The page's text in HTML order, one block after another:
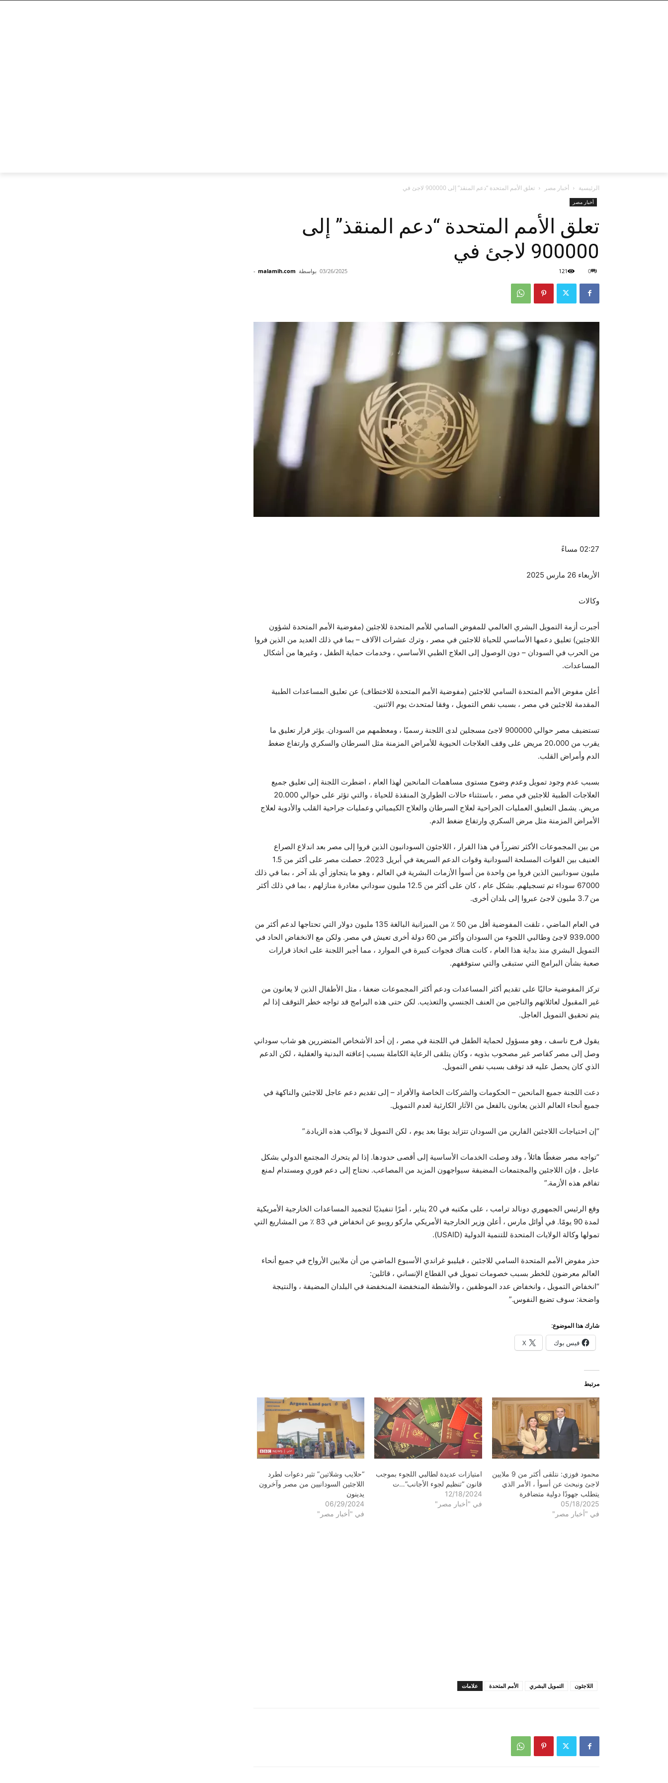
الرئيسية أخبار مصر تعلق الأمم المتحدة “دعم المنقذ” إلى 900000 لاجئ في
أخبار مصر
تعلق الأمم المتحدة “دعم المنقذ” إلى
900000 لاجئ في
بواسطة malamih.com
- 03/26/2025 0
121
02:27 مساءً
الأربعاء 26 مارس 2025
وكالات
أجبرت أزمة التمويل البشري العالمي للمفوض السامي للأمم المتحدة للاجئين (مفوضية الأمم المتحدة لشؤون
اللاجئين) تعليق دعمها الأساسي للحياة للاجئين في مصر ، وترك عشرات الآلاف – بما في ذلك العديد من الذين فروا
من الحرب في السودان – دون الوصول إلى العلاج الطبي الأساسي ، وخدمات حماية الطفل ، وغيرها من أشكال
المساعدات.
أعلن مفوض الأمم المتحدة السامي للاجئين (مفوضية الأمم المتحدة للاختطاف) عن تعليق المساعدات الطبية
المقدمة للاجئين في مصر ، بسبب نقص التمويل ، وفقا لمتحدث يوم الاثنين.
تستضيف مصر حوالي 900000 لاجئ مسجلين لدى اللجنة رسميًا ، ومعظمهم من السودان. يؤثر قرار تعليق ما
يقرب من 20،000 مريض على وقف العلاجات الحيوية للأمراض المزمنة مثل السرطان والسكري وارتفاع ضغط
الدم وأمراض القلب.
بسبب عدم وجود تمويل وعدم وضوح مستوى مساهمات المانحين لهذا العام ، اضطرت اللجنة إلى تعليق جميع
العلاجات الطبية للاجئين في مصر ، باستثناء حالات الطوارئ المنقذة للحياة ، والتي تؤثر على حوالي 20.000
مريض. يشمل التعليق العمليات الجراحية لعلاج السرطان والعلاج الكيميائي وعمليات جراحية القلب والأدوية لعلاج
الأمراض المزمنة مثل مرض السكري وارتفاع ضغط الدم.
من بين المجموعات الأكثر تضرراً في هذا القرار ، اللاجئون السودانيون الذين فروا إلى مصر بعد اندلاع الصراع
العنيف بين القوات المسلحة السودانية وقوات الدعم السريعة في أبريل 2023. حصلت مصر على أكثر من 1.5
مليون سودانيين الذين فروا من واحدة من أسوأ الأزمات البشرية في العالم ، وهو ما يتجاوز أي بلد آخر ، بما في ذلك
67000 سوداء تم تسجيلهم. بشكل عام ، كان على أكثر من 12.5 مليون سوداني مغادرة منازلهم ، بما في ذلك أكثر
من 3.7 مليون لاجئ عبروا إلى بلدان أخرى.
في العام الماضي ، تلقت المفوضية أقل من 50 ٪ من الميزانية البالغة 135 مليون دولار التي تحتاجها لدعم أكثر من
939،000 لاجئ وطالبي اللجوء من السودان وأكثر من 60 دولة أخرى تعيش في مصر. ولكن مع الانخفاض الحاد في
التمويل البشري منذ بداية هذا العام ، كانت هناك فجوات كبيرة في الموارد ، مما أجبر اللجنة على اتخاذ قرارات
صعبة بشأن البرامج التي ستبقى والتي ستوقفهم.
تركز المفوضية حاليًا على تقديم أكثر المساعدات ودعم أكثر المجموعات ضعفا ، مثل الأطفال الذين لا يعانون من
غير المقبول لعائلاتهم والناجين من العنف الجنسي والتعذيب. لكن حتى هذه البرامج قد تواجه خطر التوقف إذا لم
يتم تحقيق التمويل العاجل.
يقول فرح ناسف ، وهو مسؤول لحماية الطفل في اللجنة في مصر ، إن أحد الأشخاص المتضررين هو شاب سوداني
وصل إلى مصر كقاصر غير مصحوب بذويه ، وكان يتلقى الرعاية الكاملة بسبب إعاقته البدنية والعقلية ، لكن الدعم
الذي كان يحصل عليه قد توقف بسبب نقص التمويل.
دعت اللجنة جميع المانحين – الحكومات والشركات الخاصة والأفراد – إلى تقديم دعم عاجل للاجئين والناكهة في
جميع أنحاء العالم الذين يعانون بالفعل من الآثار الكارثية لعدم التمويل.
“إن احتياجات اللاجئين الفارين من السودان تتزايد يومًا بعد يوم ، لكن التمويل لا يواكب هذه الزيادة.”
“تواجه مصر ضغطًا هائلاً ، وقد وصلت الخدمات الأساسية إلى أقصى حدودها. إذا لم يتحرك المجتمع الدولي بشكل
عاجل ، فإن اللاجئين والمجتمعات المضيفة سيواجهون المزيد من المصاعب. نحتاج إلى دعم فوري ومستدام لمنع
تفاقم هذه الأزمة.”
وقع الرئيس الجمهوري دونالد ترامب ، على مكتبه في 20 يناير ، أمرًا تنفيذيًا لتجميد المساعدات الخارجية الأمريكية
لمدة 90 يومًا. في أوائل مارس ، أعلن وزير الخارجية الأمريكي ماركو روبيو عن انخفاض في 83 ٪ من المشاريع التي
تمولها وكالة الولايات المتحدة للتنمية الدولية (USAID).
حذر مفوض الأمم المتحدة السامي للاجئين ، فيليبو غراندي الأسبوع الماضي من أن ملايين الأرواح في جميع أنحاء
العالم معرضون للخطر بسبب خصومات تمويل في القطاع الإنساني ، قائلين:
“انخفاض التمويل ، وانخفاض عدد الموظفين ، والأنشطة المنخفضة المنخفضة في البلدان المضيفة ، والنتيجة
واضحة: سوف تضيع النفوس.”
شارك هذا الموضوع:
فيس بوك X
مرتبط
محمود فوزي: نتلقى أكثر من 9 ملايين
لاجئ ونبحث عن أسوأ ، الأمر الذي
يتطلب جهودًا دولية متضافرة
05/18/2025
في "أخبار مصر"
امتيازات عديدة لطالبي اللجوء بموجب
قانون “تنظيم لجوء الأجانب”…ت
12/18/2024
في "أخبار مصر"
“حلايب وشلاتين” تثير دعوات لطرد
اللاجئين السودانيين من مصر وآخرون
يدينون
06/29/2024
في "أخبار مصر"
علامات الأمم المتحدة التمويل البشري اللاجئون